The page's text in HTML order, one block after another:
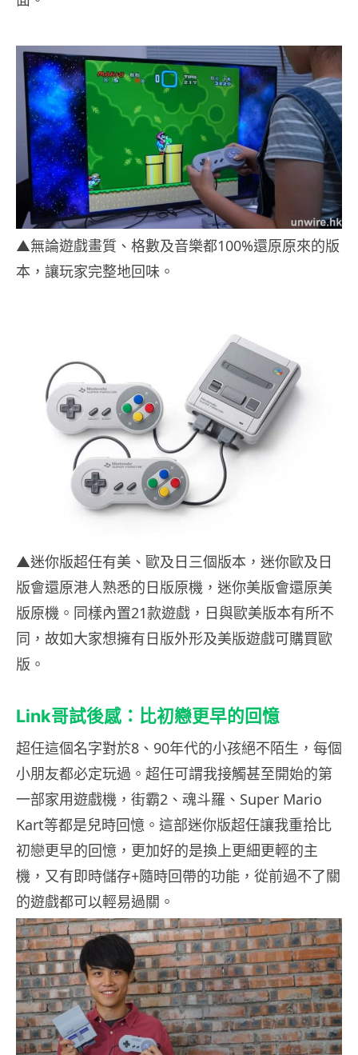
▲無論遊戲畫質、格數及音樂都100%還原原來的版
本，讓玩家完整地回味。
▲迷你版超任有美、歐及日三個版本，迷你歐及日
版會還原港人熟悉的日版原機，迷你美版會還原美
版原機。同樣內置21款遊戲，日與歐美版本有所不
同，故如大家想擁有日版外形及美版遊戲可購買歐
版。
Link哥試後感：比初戀更早的回憶
超任這個名字對於8、90年代的小孩絕不陌生，每個
小朋友都必定玩過。超任可謂我接觸甚至開始的第
一部家用遊戲機，街霸2、魂斗羅、Super Mario
Kart等都是兒時回憶。這部迷你版超任讓我重拾比
初戀更早的回憶，更加好的是換上更細更輕的主
機，又有即時儲存+隨時回帶的功能，從前過不了關
的遊戲都可以輕易過關。